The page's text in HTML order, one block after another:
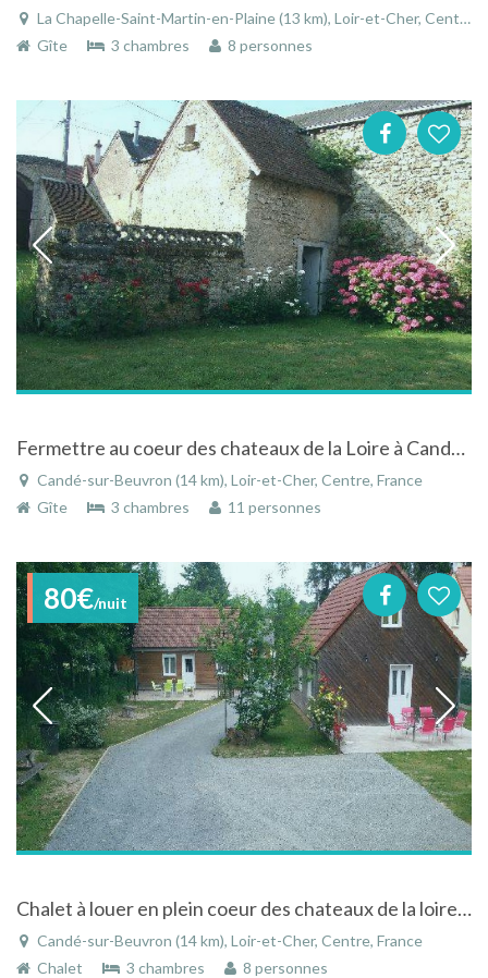
La Chapelle-Saint-Martin-en-Plaine (13 km), Loir-et-Cher, Centre, France
Gîte
3 chambres 8 personnes
Fermettre au coeur des chateaux de la Loire à Candé-sur-Beuvron dans le Loir-et-Cher dans le Centre
Candé-sur-Beuvron (14 km), Loir-et-Cher, Centre, France
Gîte
3 chambres 11 personnes
80€/nuit
Chalet à louer en plein coeur des chateaux de la loire à Candé sur Beuvron
Candé-sur-Beuvron (14 km), Loir-et-Cher, Centre, France
Chalet
3 chambres 8 personnes